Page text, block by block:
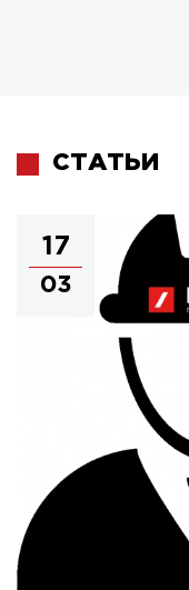
СТАТЬИ
17
03